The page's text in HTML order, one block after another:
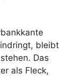
bleibt
Das
als Fleck,